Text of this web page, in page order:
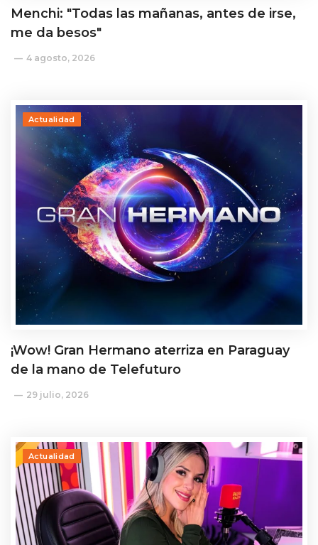
Menchi: "Todas las mañanas, antes de irse,
me da besos"
4 agosto, 2026
Actualidad
¡Wow! Gran Hermano aterriza en Paraguay
de la mano de Telefuturo
29 julio, 2026
Actualidad